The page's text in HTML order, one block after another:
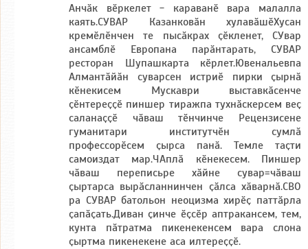
Анчӑк вӗркелет - караванӗ вара малалла
каять.СУВАР Казанковӑн хулавӑшӗХусан
кремӗлӗнчен те пысӑкрах ҫӗкленет, СУвар
ансамблӗ Европана парӑнтарать, CУВАР
ресторан Шупашкарта кӗрлет.Ювенальевпа
Алмантӑйӑн суварсен истриӗ пирки ҫырнӑ
кӗнекисем Мускаври выставкӑсенче
ҫӗнтереҫҫӗ пиншер тиражпа тухнӑскерсем веҫ
саланаҫҫӗ чӑваш тӗнчинче Рецензисене
гуманитари институтчӗн сумлӑ
профессорӗсем ҫырса панӑ. Темле таҫти
самоиздат мар.ЧАплӑ кӗнекесем. Пиншер
чӑваш переписьре хӑйне сувар=чӑваш
ҫыртарса вырӑсланнинчен ҫӑлса хӑварнӑ.СВО
ра СУВАР батольон неоцизма хирӗҫ паттӑрла
ҫапӑҫать.Диван ҫинче ӗҫсӗр аптракансем, тем,
кунта пӑтратма пикенекенсем вара слона
ҫыртма пикенекене аса илтереҫҫӗ.